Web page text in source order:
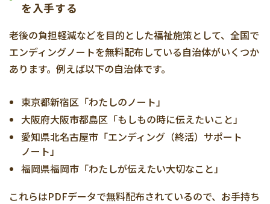
を入手する
老後の負担軽減などを目的とした福祉施策として、全国で
エンディングノートを無料配布している自治体がいくつか
あります。例えば以下の自治体です。
東京都新宿区「わたしのノート」
大阪府大阪市都島区「もしもの時に伝えたいこと」
愛知県北名古屋市「エンディング（終活）サポート
ノート」
福岡県福岡市「わたしが伝えたい大切なこと」
これらはPDFデータで無料配布されているので、お手持ち